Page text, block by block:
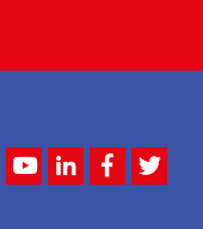
YoutubeLinkedInFacebook